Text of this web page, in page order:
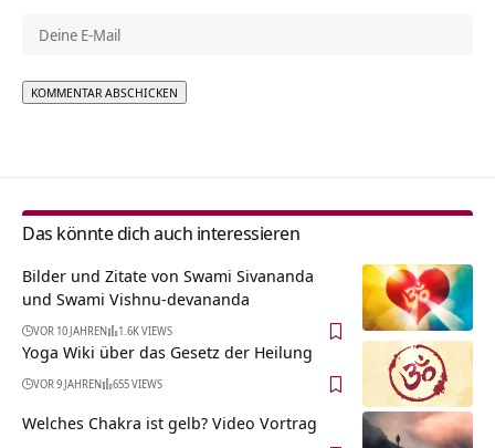
Das könnte dich auch interessieren
Bilder und Zitate von Swami Sivananda
und Swami Vishnu-devananda
VOR 10 JAHREN 1.6K VIEWS
Yoga Wiki über das Gesetz der Heilung
VOR 9 JAHREN 655 VIEWS
Welches Chakra ist gelb? Video Vortrag